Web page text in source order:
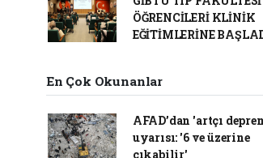
ÖĞRENCİLERİ KLİNİK
EĞİTİMLERİNE
En Çok Okunanlar
AFAD’dan 'artçı
uyarısı: '6 ve üzerine
çıkabilir'